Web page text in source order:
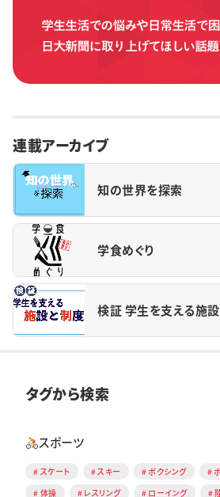
連載アーカイブ
知の世界を探索
学食めぐり
検証 学生を支える施
タグから検索
スポーツ
スケート スキー ボクシング
体操
レスリング ローイング